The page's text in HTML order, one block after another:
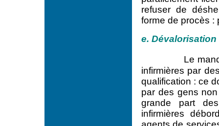
refuser de
forme de procès :
e.
Le
infirmières par
qualification : ce
par des gens
grande part
infirmières